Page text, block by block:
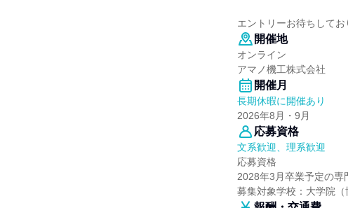
エントリーお待ちしてお
開催地
オンライン
アマノ機工株式会社
開催月
長期休暇に開催あり
2026年8月・9月
応募資格
文系歓迎、理系歓迎
応募資格
2028年3月卒業予定の専
募集対象学校：大学院